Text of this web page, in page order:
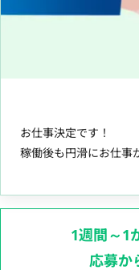
お仕事決定です！
稼働後も円滑にお仕事
1週間～1
応募か